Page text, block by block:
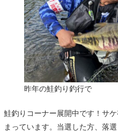
昨年の鮭釣り釣行で
鮭釣りコーナー展開中です！サ
まっています。当選した方、落